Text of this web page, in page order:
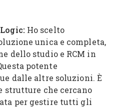
Ho scelto
unica e completa,
dello studio e RCM in
potente
dalle altre soluzioni. È
strutture che cercano
per gestire tutti gli